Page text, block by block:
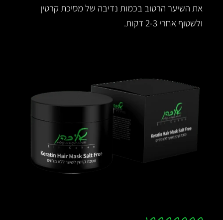
את השיער הרטוב בכמות נדיבה של מסיכת קרטין
ולשטוף אחרי 2-3 דקות.